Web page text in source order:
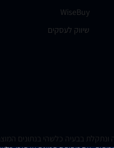
WiseBuy
שיווק לעסקים